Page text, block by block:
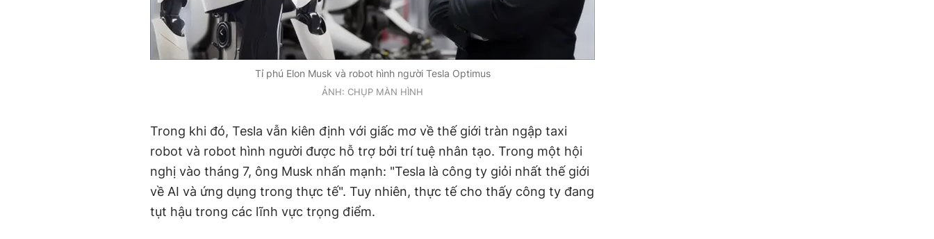
Tỉ phú Elon Musk và robot hình người Tesla Optimus
ẢNH: CHỤP MÀN HÌNH
Trong khi đó, Tesla vẫn kiên định với giấc mơ về thế giới tràn ngập taxi
robot và robot hình người được hỗ trợ bởi trí tuệ nhân tạo. Trong một hội
nghị vào tháng 7, ông Musk nhấn mạnh: "Tesla là công ty giỏi nhất thế giới
về AI và ứng dụng trong thực tế". Tuy nhiên, thực tế cho thấy công ty đang
tụt hậu trong các lĩnh vực trọng điểm.